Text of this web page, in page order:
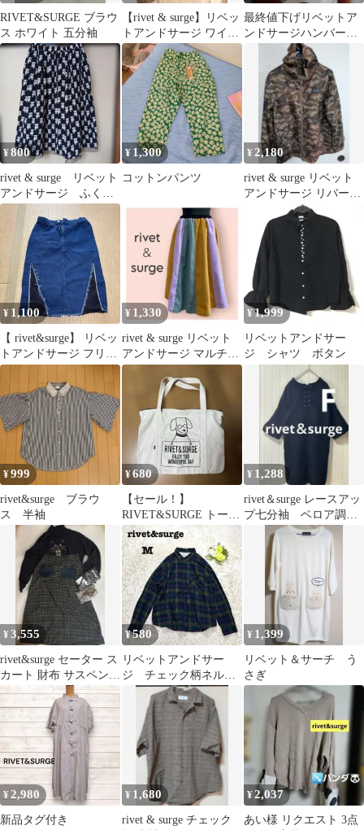
RIVET&SURGE ブラウ
ス ホワイト 五分袖
【rivet & surge】リベッ
トアンドサージ ワイン
レッド 膝丈スカート
最終値下げリベットア
ンドサージハンバーガ
ー刺繍の長袖ワンピー
¥800
rivet & surge リベット
アンドサージ ふくろ
うスカート【新品未使
¥ 1,300
コットンパンツ
¥2,180
​rivet & surge リベット
アンドサージ リバーシ
ブルパーカー
¥ 1,100
【 rivet&surge】 リベッ
トアンドサージ フリン
ジ付きダークブルー F
¥ 1,330
rivet & surge リベット
アンドサージ マルチカ
ラー スカート
¥ 1,999
リベットアンドサー
ジ シャツ ボタン
¥999
rivet&surge ブラウ
ス 半袖
¥680
【セール！】
RIVET&SURGE トート
バッグ 犬 イラスト大容
量！肩掛けok
¥ 1,288
rivet＆surge レースアッ
プ七分袖 ベロア調
フリンジ付き チュニ
ックF
¥3,555
rivet&surge セーター ス
カート 財布 サスペンダ
¥580
リベットアンドサー
ジ チェック柄ネルシ
ャツ グリーン カジ
ュアル 羽織り M
¥ 1,399
リベット＆サーチ う
さぎ
¥2,980
新品タグ付き
¥ 1,680
rivet & surge チェック
¥2,037
あい様 リクエスト 3点